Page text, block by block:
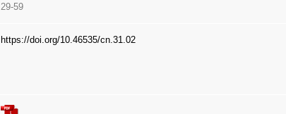
29-59
https://doi.org/10.46535/cn.31.02